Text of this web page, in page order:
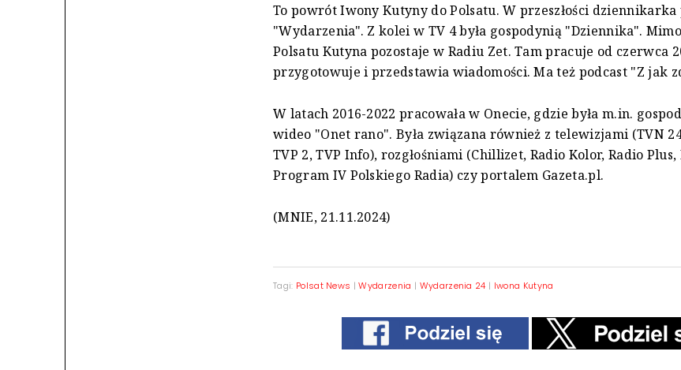
To powrót Iwony Kutyny do Polsatu. W przeszłości dziennikarka
"Wydarzenia". Z kolei w TV 4 była gospodynią "Dziennika".
Polsatu Kutyna pozostaje w Radiu Zet. Tam pracuje od czerwca
przygotowuje i przedstawia wiadomości. Ma też podcast "Z jak
W latach 2016-2022 pracowała w Onecie, gdzie była m.in.
wideo "Onet rano". Była związana również z telewizjami (TVN
TVP 2, TVP Info), rozgłośniami (Chillizet, Radio Kolor, Radio
Program IV Polskiego Radia) czy portalem Gazeta.pl.
(MNIE, 21.11.2024)
Tagi: Polsat News |Wydarzenia | Wydarzenia 24 | Iwona Kutyna